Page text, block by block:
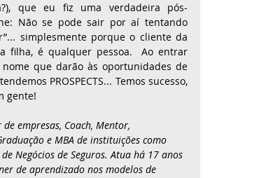
que eu fiz uma verdadeira pós-
Não se pode sair por aí tentando
simplesmente porque o cliente da
filha, é qualquer pessoa.  Ao entrar
que darão às oportunidades de
PROSPECTS... Temos sucesso,
gente!
empresas, Coach, Mentor,
e MBA de instituições como
de Negócios de Seguros. Atua há 17 anos
de aprendizado nos modelos de